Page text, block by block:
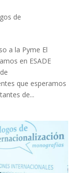
de
a la Pyme El
en ESADE
que esperamos
de...